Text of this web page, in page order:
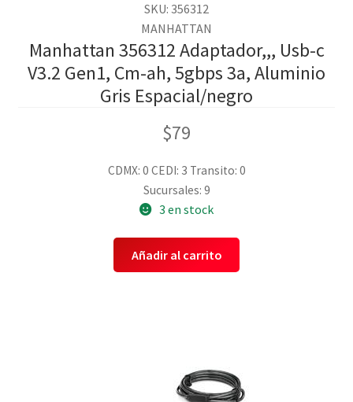
SKU: 356312
MANHATTAN
Manhattan 356312 Adaptador,,, Usb-c
V3.2 Gen1, Cm-ah, 5gbps 3a, Aluminio
Gris Espacial/negro
$79
CDMX: 0 CEDI: 3 Transito: 0
Sucursales: 9
3 en stock
Añadir al carrito